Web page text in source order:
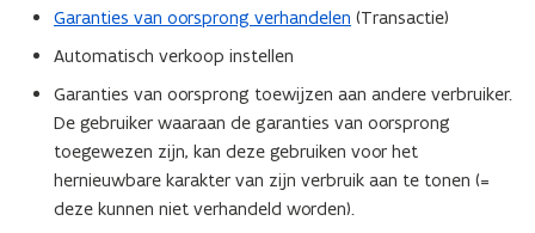
w
e
u
w
v
w
Garanties van oorsprong verhandelen (Transactie)
Automatisch verkoop instellen
Garanties van oorsprong toewijzen aan andere verbruiker.
De gebruiker waaraan de garanties van oorsprong
toegewezen zijn, kan deze gebruiken voor het
hernieuwbare karakter van zijn verbruik aan te tonen (=
deze kunnen niet verhandeld worden).